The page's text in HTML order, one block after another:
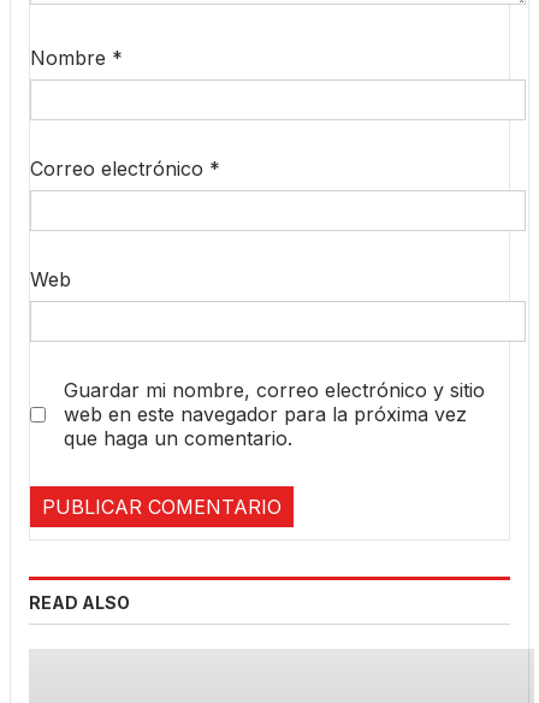
Nombre *
Correo electrónico *
Web
Guardar mi nombre, correo electrónico y sitio
web en este navegador para la próxima vez
que haga un comentario.
READ ALSO